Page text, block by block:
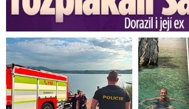
Předpověď na víkend: Padne teplotní
bude až 23 stupňů.
Zdroj: Dagmar Honsová, David Vaníček,